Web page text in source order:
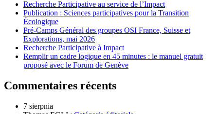
Recherche Participative au service de l’Impact
Publication : Sciences participatives pour la Transition
Écologique
Pré-Camps Général des groupes OSI France, Suisse et
Explorations, mai 2026
Recherche Participative à Impact
Remplir un cadre logique en 45 minutes : le manuel gratuit
proposé avec le Forum de Genève
Commentaires récents
7 sierpnia